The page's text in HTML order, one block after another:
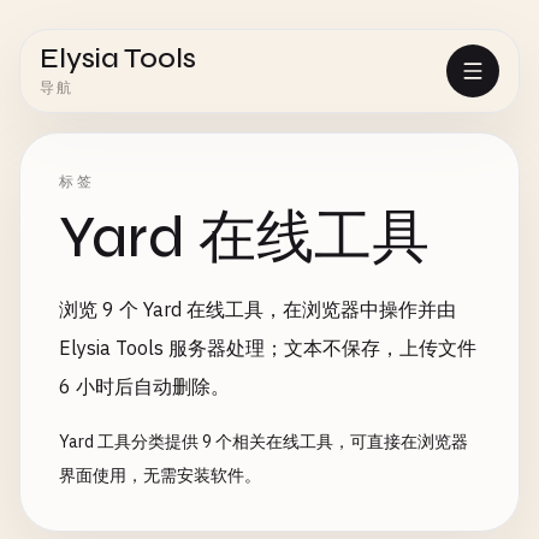
Elysia Tools
导航
标签
Yard 在线工具
浏览 9 个 Yard 在线工具，在浏览器中操作并由
Elysia Tools 服务器处理；文本不保存，上传文件
6 小时后自动删除。
Yard 工具分类提供 9 个相关在线工具，可直接在浏览器
界面使用，无需安装软件。